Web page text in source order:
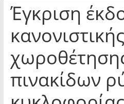
Έγκριση
πινακίδων